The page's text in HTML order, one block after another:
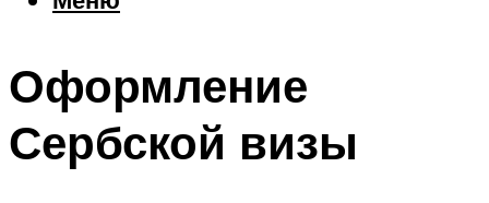
Шоппинг
Что посетить
Оформление
Сербской визы